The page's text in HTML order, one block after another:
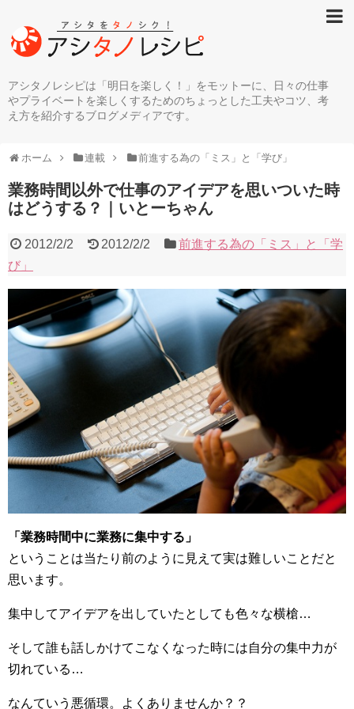
アシタノレシピは「明日を楽しく！」をモットーに、日々の仕事
やプライベートを楽しくするためのちょっとした工夫やコツ、考
え方を紹介するブログメディアです。
ホーム 連載 前進する為の「ミス」と「学び」
業務時間以外で仕事のアイデアを思いついた時
はどうする？｜いとーちゃん
2012/2/2 2012/2/2
前進する為の「ミス」と「学
び」
「業務時間中に業務に集中する」
ということは当たり前のように見えて実は難しいことだと
思います。
集中してアイデアを出していたとしても色々な横槍…
そして誰も話しかけてこなくなった時には自分の集中力が
切れている…
なんていう悪循環。よくありませんか？？